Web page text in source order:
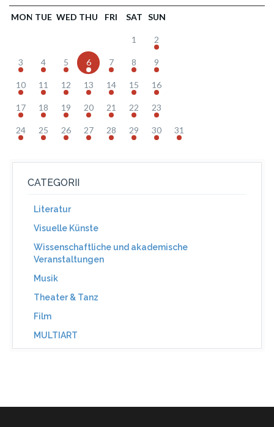
MON TUE WED THU FRI SAT SUN
1 2
3 4 5 6 7 8 9
10 11 12 13 14 15 16
17 18 19 20 21 22 23
24 25 26 27 28 29 30 31
CATEGORII
Literatur
Visuelle Künste
Wissenschaftliche und akademische
Veranstaltungen
Musik
Theater & Tanz
Film
MULTIART